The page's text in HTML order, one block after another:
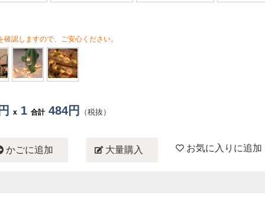
認しますので、ご安心ください。
x 1 合計484円 （税抜）
かごに追加 大量購入 お気に入りに追加